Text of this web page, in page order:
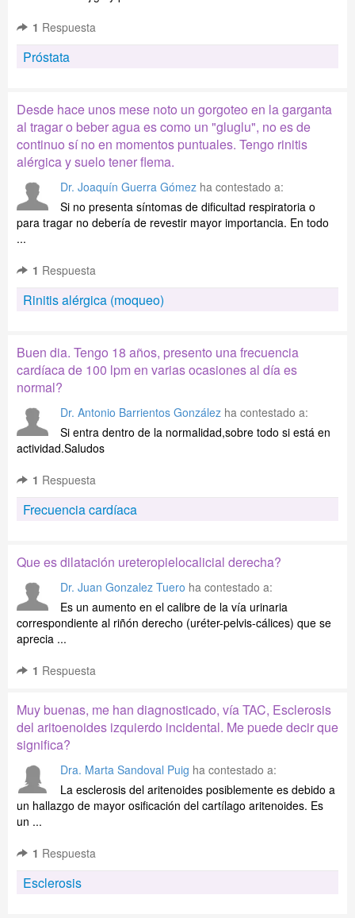
1 Respuesta
Próstata
Desde hace unos mese noto un gorgoteo en la garganta
al tragar o beber agua es como un "gluglu", no es de
continuo sí no en momentos puntuales. Tengo rinitis
alérgica y suelo tener flema.
Dr. Joaquín Guerra Gómez ha contestado a:
Si no presenta síntomas de dificultad respiratoria o
para tragar no debería de revestir mayor importancia. En todo
...
1 Respuesta
Rinitis alérgica (moqueo)
Buen dia. Tengo 18 años, presento una frecuencia
cardíaca de 100 lpm en varias ocasiones al día es
normal?
Dr. Antonio Barrientos González ha contestado a:
Si entra dentro de la normalidad,sobre todo si está en
actividad.Saludos
1 Respuesta
Frecuencia cardíaca
Que es dilatación ureteropielocalicial derecha?
Dr. Juan Gonzalez Tuero ha contestado a:
Es un aumento en el calibre de la vía urinaria
correspondiente al riñón derecho (uréter-pelvis-cálices) que se
aprecia ...
1 Respuesta
Muy buenas, me han diagnosticado, vía TAC, Esclerosis
del aritoenoides izquierdo incidental. Me puede decir que
significa?
Dra. Marta Sandoval Puig ha contestado a:
La esclerosis del aritenoides posiblemente es debido a
un hallazgo de mayor osificación del cartílago aritenoides. Es
un ...
1 Respuesta
Esclerosis